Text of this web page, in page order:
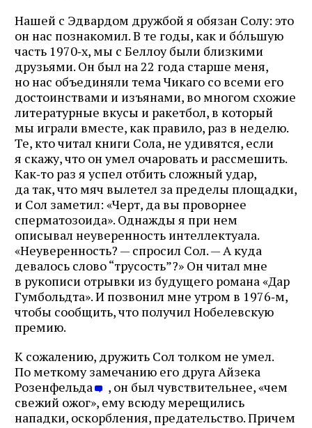
Нашей с Эдвардом дружбой я обязан Солу: это
он нас познакомил. В те годы, как и бóльшую
часть 1970‑х, мы с Беллоу были близкими
друзьями. Он был на 22 года старше меня,
но нас объединяли тема Чикаго со всеми его
достоинствами и изъянами, во многом схожие
литературные вкусы и ракетбол, в который
мы играли вместе, как правило, раз в неделю.
Те, кто читал книги Сола, не удивятся, если
я скажу, что он умел очаровать и рассмешить.
Как‑то раз я успел отбить сложный удар,
да так, что мяч вылетел за пределы площадки,
и Сол заметил: «Черт, да вы проворнее
сперматозоида». Однажды я при нем
описывал неуверенность интеллектуала.
«Неуверенность? — спросил Сол. — А куда
девалось слово “трусость”?» Он читал мне
в рукописи отрывки из будущего романа «Дар
Гумбольдта». И позвонил мне утром в 1976‑м,
чтобы сообщить, что получил Нобелевскую
премию.
К сожалению, дружить Сол толком не умел.
По меткому замечанию его друга Айзека
Розенфельда
, он был чувствительнее, «чем
свежий ожог», ему всюду мерещились
нападки, оскорбления, предательство. Причем